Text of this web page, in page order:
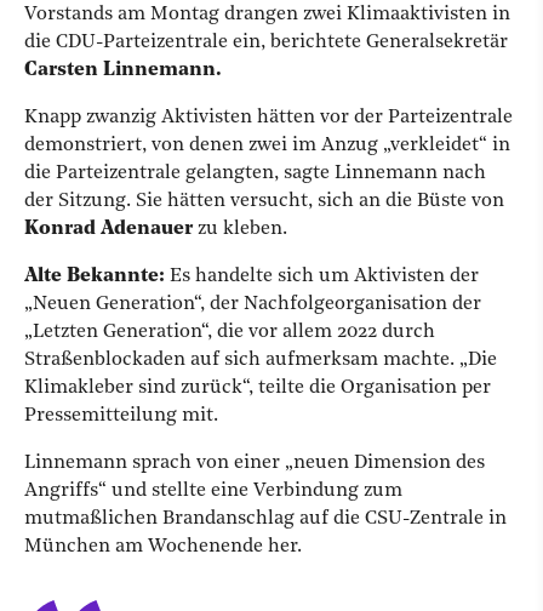
Vorstands am Montag drangen zwei Klimaaktivisten in
die CDU-Parteizentrale ein, berichtete Generalsekretär
Carsten Linnemann.
Knapp zwanzig Aktivisten hätten vor der Parteizentrale
demonstriert, von denen zwei im Anzug „verkleidet“ in
die Parteizentrale gelangten, sagte Linnemann nach
der Sitzung. Sie hätten versucht, sich an die Büste von
Konrad Adenauerzu kleben.
Alte Bekannte: Es handelte sich um Aktivisten der
„Neuen Generation“, der Nachfolgeorganisation der
„Letzten Generation“, die vor allem 2022 durch
Straßenblockaden auf sich aufmerksam machte. „Die
Klimakleber sind zurück“, teilte die Organisation per
Pressemitteilung mit.
Linnemann sprach von einer „neuen Dimension des
Angriffs“ und stellte eine Verbindung zum
mutmaßlichen Brandanschlag auf die CSU-Zentrale in
München am Wochenende her.